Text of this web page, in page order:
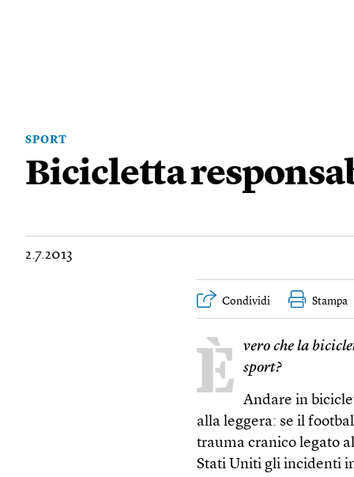
SPORT
Bicicletta
2.7.2013
Condividi Stampa
È
vero che la
sport?
Andare in
alla leggera: se il
trauma cranico legato
Stati Uniti gli incidenti